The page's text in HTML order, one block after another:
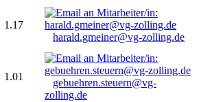
1.17
harald.gmeiner@vg-zolling.de
1.01
gebuehren.steuern@vg-
zolling.de